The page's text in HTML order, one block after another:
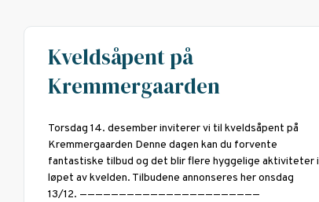
Kveldsåpent på
Kremmergaarden
Torsdag 14. desember inviterer vi til kveldsåpent på
Kremmergaarden Denne dagen kan du forvente
fantastiske tilbud og det blir flere hyggelige aktiviteter i
løpet av kvelden. Tilbudene annonseres her onsdag
13/12. ———————————————————————